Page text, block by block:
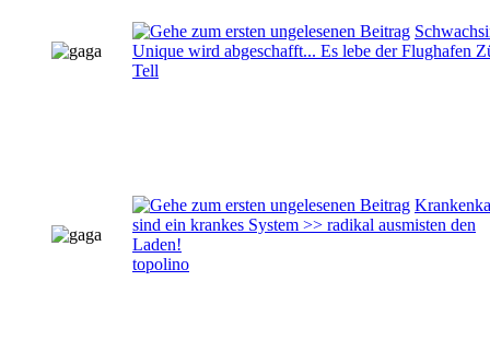
Unique wird abgeschafft... Es lebe der Flughafen
Tell
sind ein krankes System >> radikal ausmisten den
Laden!
topolino